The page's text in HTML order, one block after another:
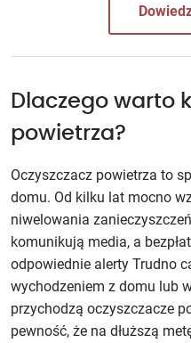
Dlaczego warto
powietrza?
Oczyszczacz powietrza to
domu. Od kilku lat mocno
niwelowania
komunikują media, a
odpowiednie alerty Trudno
wychodzeniem z domu lub
przychodzą oczyszczacze
pewność, że na dłuższą